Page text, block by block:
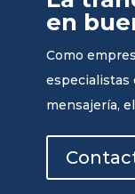
en
Como
especialistas
mensajería,